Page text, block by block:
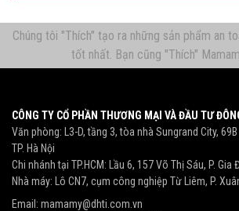
Chúng tôi "Thích" tạo ra những sản phẩm an
tốt nhất. Bạn cũng "Thích"
CÔNG TY CỔ PHẦN THƯƠNG MẠI VÀ ĐẦU TƯ
Văn phòng: L3-D, tầng 3, tòa nhà Sungrand City, 69B
TP. Hà Nội
Chi nhánh tại TP.HCM: Lầu 6, 157 Võ Thị Sáu, P. Gia
Nhà máy: Lô CN7, cụm công nghiệp Từ Liêm, P.
Email: mamamy@dhti.com.vn